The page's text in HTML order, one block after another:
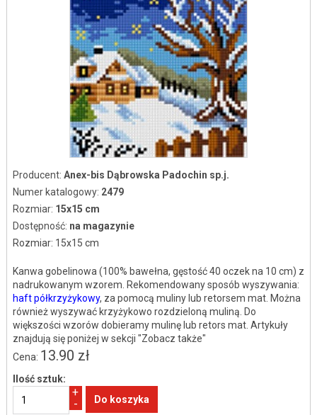
Producent: Anex-bis Dąbrowska Padochin sp.j.
Numer katalogowy: 2479
Rozmiar: 15x15 cm
Dostępność: na magazynie
Rozmiar: 15x15 cm
Kanwa gobelinowa (100% bawełna, gęstość 40 oczek na 10 cm) z
nadrukowanym wzorem. Rekomendowany sposób wyszywania:
haft półkrzyżykowy, za pomocą muliny lub retorsem mat. Można
również wyszywać krzyżykowo rozdzieloną muliną. Do
większości wzorów dobieramy mulinę lub retors mat. Artykuły
znajdują się poniżej w sekcji "Zobacz także"
Cena: 13.90 zł
Ilość sztuk:
+
-